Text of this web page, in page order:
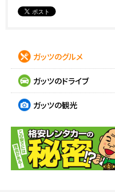
ガッツのグルメ
ガッツのドライブ
ガッツの観光